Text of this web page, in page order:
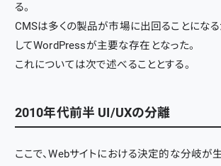
る。
CMSは多くの製品が市場に出回ることになる
してWordPressが主要な存在となった。
これについては次で述べることとする。
2010年代前半 UI/UXの分離
ここで、Webサイトにおける決定的な分岐が